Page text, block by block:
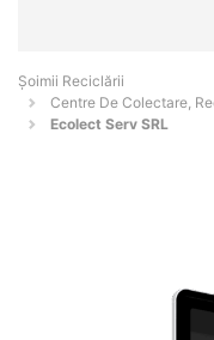
Șoimii Reciclării
Centre De Colectare,
Ecolect Serv SRL